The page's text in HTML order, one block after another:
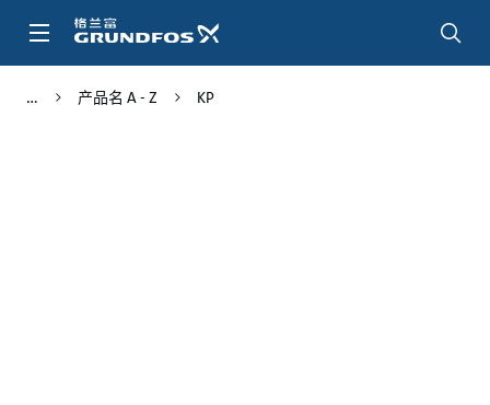
产品名 A - Z KP